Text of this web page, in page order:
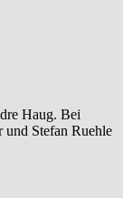
Haug. Bei
und Stefan Ruehle